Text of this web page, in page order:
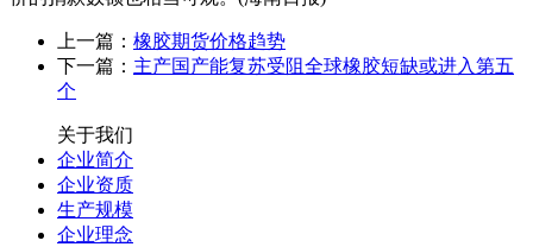
上一篇： 橡胶期货价格趋势
下一篇： 主产国产能复苏受阻全球橡胶短缺或进入第五
个
关于我们
企业简介
企业资质
生产规模
企业理念